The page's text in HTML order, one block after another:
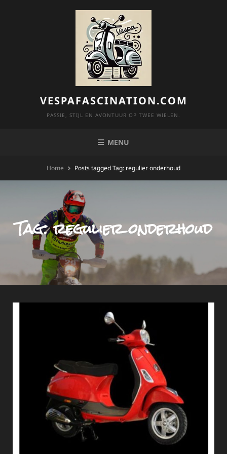
VESPAFASCINATION.COM
PASSIE, STIJL EN AVONTUUR OP TWEE WIELEN.
MENU
Home Posts taggedTag: regulier onderhoud
Tag:regulier onderhoud